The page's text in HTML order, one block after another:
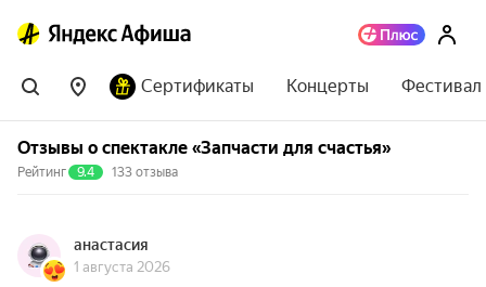
Сертификаты Концерты
Отзывы о спектакле «Запчасти для счастья»
Рейтинг 9.4 133 отзыва
анастасия
1 августа 2026